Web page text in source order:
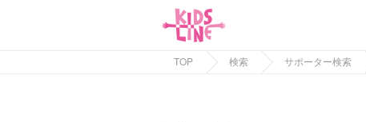
TOP 検索 サポーター検索